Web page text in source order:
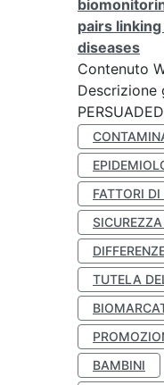
pairs
diseases
Contenuto
Descrizione
PERSUADED
FATTORI DI
TUTELA
BAMBINI